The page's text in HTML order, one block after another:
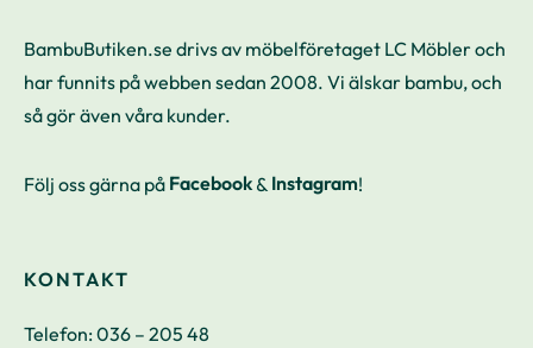
BambuButiken.se drivs av möbelföretaget LC Möbler och
har funnits på webben sedan 2008. Vi älskar bambu, och
så gör även våra kunder.
Följ oss gärna på Facebook& Instagram!
KONTAKT
Telefon:036 – 205 48